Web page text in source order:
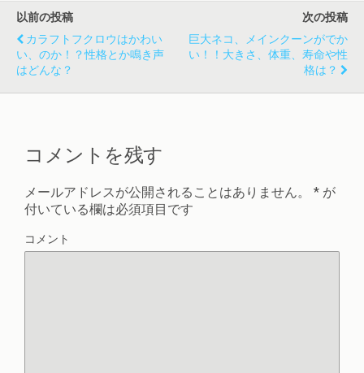
以前の投稿
カラフトフクロウはかわい
い、のか！？性格とか鳴き声
はどんな？
次の投稿
巨大ネコ、メインクーンがでか
い！！大きさ、体重、寿命や性
格は？
コメントを残す
メールアドレスが公開されることはありません。 * が
付いている欄は必須項目です
コメント